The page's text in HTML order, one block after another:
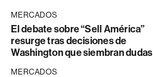
MERCADOS
El debate sobre “Sell América”
resurge tras decisiones de
Washington que siembran dudas
MERCADOS